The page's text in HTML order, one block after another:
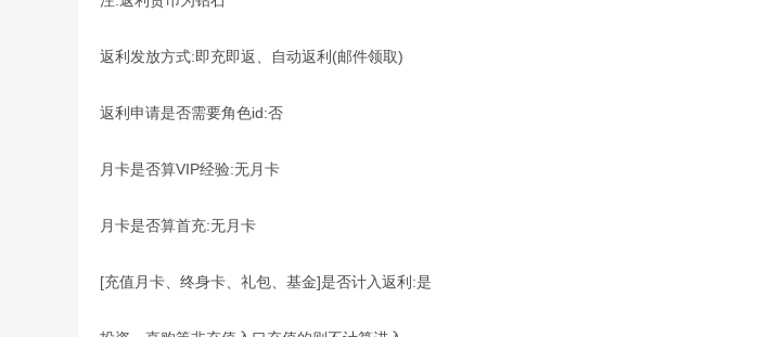
返利发放方式:即充即返、自动返利(邮件领取)
返利申请是否需要角色id:否
月卡是否算VIP经验:无月卡
月卡是否算首充:无月卡
[充值月卡、终身卡、礼包、基金]是否计入返利:是